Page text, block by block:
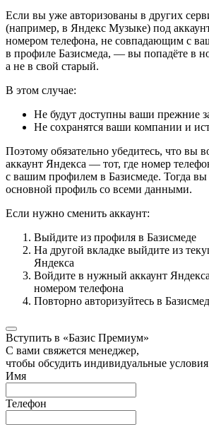
Если вы уже авторизованы в других
(например, в Яндекс Музыке) под
номером телефона, не совпадающим с
в профиле Базисмеда, — вы попадёте в
а не в свой старый.
В этом случае:
Не будут доступны ваши прежние
Не сохранятся ваши компании и
Поэтому обязательно убедитесь, что вы
аккаунт Яндекса — тот, где номер
с вашим профилем в Базисмеде. Тогда вы
основной профиль со всеми данными.
Если нужно сменить аккаунт:
Выйдите из профиля в Базисмеде
На другой вкладке выйдите из
Яндекса
Войдите в нужный аккаунт
номером телефона
Повторно авторизуйтесь в
Вступить в «Базис Премиум»
С вами свяжется менеджер,
чтобы обсудить индивидуальные условия
Имя
Телефон